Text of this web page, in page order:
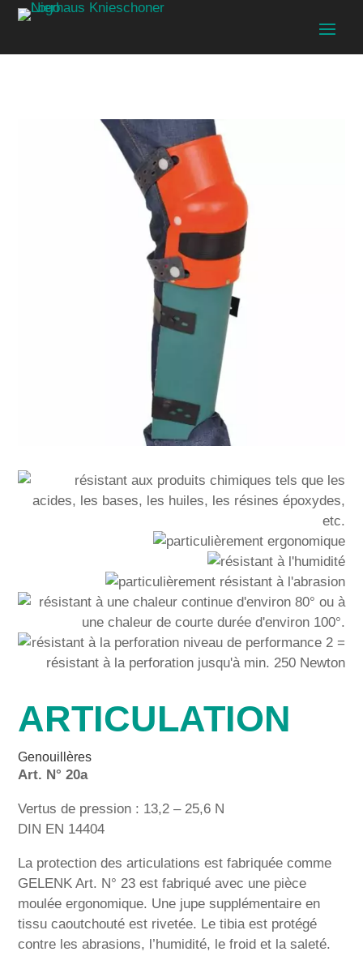
ARTICULATION
Genouillères
Art. N° 20a
Vertus de pression : 13,2 – 25,6 N
DIN EN 14404
La protection des articulations est fabriquée comme
GELENK Art. N° 23 est fabriqué avec une pièce
moulée ergonomique. Une jupe supplémentaire en
tissu caoutchouté est rivetée. Le tibia est protégé
contre les abrasions, l’humidité, le froid et la saleté.